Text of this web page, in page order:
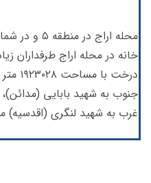
محله اراج
خانه در محله اراج طرفداران
درخت
جنوب به شهید بابایی (مدائن)،
غرب به شهید لنگری